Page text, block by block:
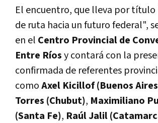
El encuentro, que lleva por título
de ruta hacia un futuro federal",
en el Centro Provincial de
Entre Ríosy contará con la
confirmada de referentes
comoAxel Kicillof (Buenos
Torres (Chubut), Maximiliano
(Santa Fe), Raúl Jalil